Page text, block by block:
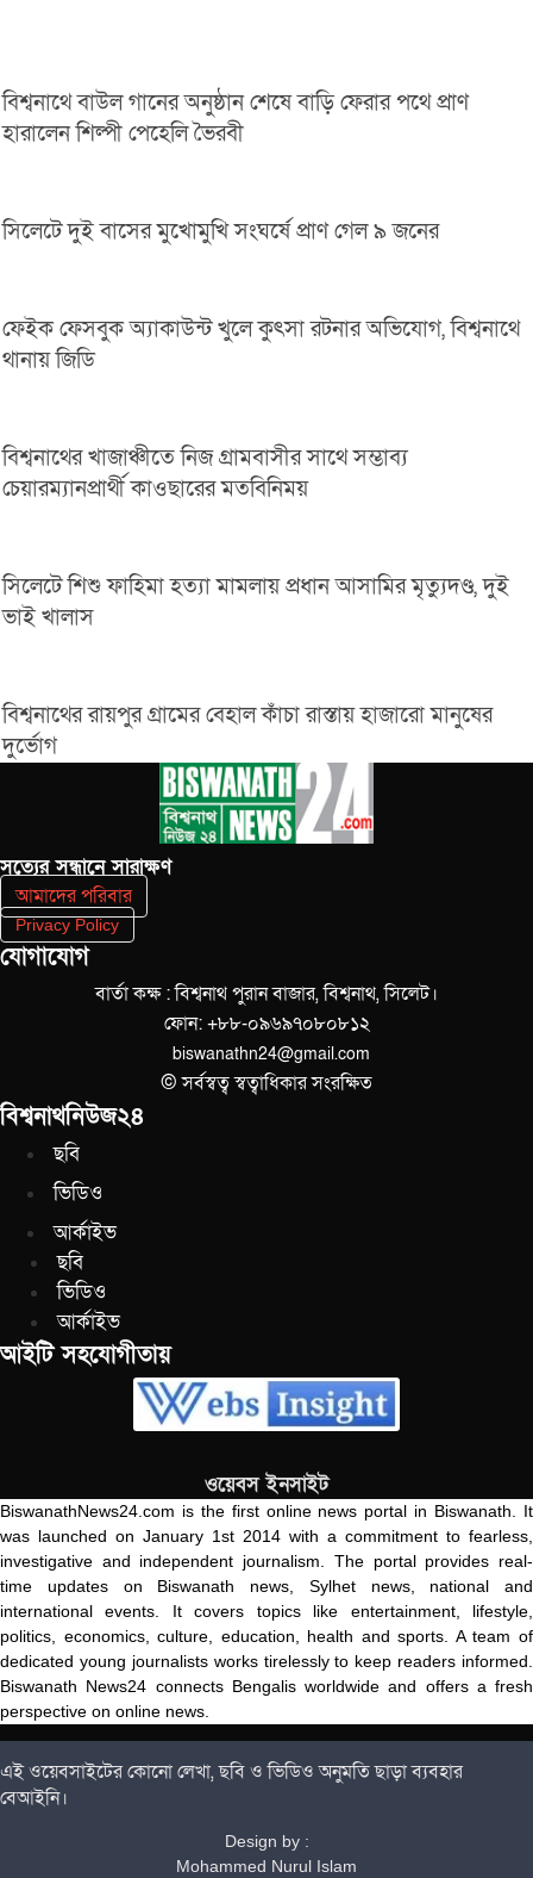
বিশ্বনাথে বাউল গানের অনুষ্ঠান শেষে বাড়ি ফেরার পথে প্রাণ
হারালেন শিল্পী পেহেলি ভৈরবী
সিলেটে দুই বাসের মুখোমুখি সংঘর্ষে প্রাণ গেল ৯ জনের
ফেইক ফেসবুক অ্যাকাউন্ট খুলে কুৎসা রটনার অভিযোগ, বিশ্বনাথে
থানায় জিডি
বিশ্বনাথের খাজাঞ্চীতে নিজ গ্রামবাসীর সাথে সম্ভাব্য
চেয়ারম্যানপ্রার্থী কাওছারের মতবিনিময়
সিলেটে শিশু ফাহিমা হত্যা মামলায় প্রধান আসামির মৃত্যুদণ্ড, দুই
ভাই খালাস
বিশ্বনাথের রায়পুর গ্রামের বেহাল কাঁচা রাস্তায় হাজারো মানুষের
দুর্ভোগ
সত‌্যের সন্ধানে সারাক্ষণ
আমাদের পরিবার
Privacy Policy
যোগাযোগ
বার্তা কক্ষ : বিশ্বনাথ পুরান বাজার, বিশ্বনাথ, সিলেট।
ফোন: +৮৮-০৯৬৯৭০৮০৮১২
biswanathn24@gmail.com
© সর্বস্বত্ব স্বত্বাধিকার সংরক্ষিত
বিশ্বনাথনিউজ২৪
ছবি
ভিডিও
আর্কাইভ
ছবি
ভিডিও
আর্কাইভ
আইটি সহযোগীতায়
ওয়েবস ইনসাইট
BiswanathNews24.com is the first online news portal in Biswanath. It
was launched on January 1st 2014 with a commitment to fearless,
investigative and independent journalism. The portal provides real-
time updates on Biswanath news, Sylhet news, national and
international events. It covers topics like entertainment, lifestyle,
politics, economics, culture, education, health and sports. A team of
dedicated young journalists works tirelessly to keep readers informed.
Biswanath News24 connects Bengalis worldwide and offers a fresh
perspective on online news.
এই ওয়েবসাইটের কোনো লেখা, ছবি ও ভিডিও অনুমতি ছাড়া ব্যবহার
বেআইনি।
Design by :
Mohammed Nurul Islam